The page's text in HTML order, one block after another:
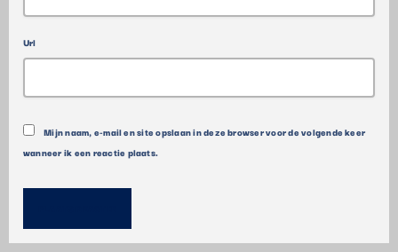
Url
Mijn naam, e-mail en site opslaan in deze browser voor de volgende keer
wanneer ik een reactie plaats.